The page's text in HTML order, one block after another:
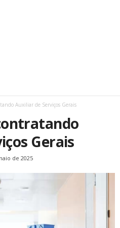
Auxiliar de Serviços Gerais
Gerais
de 2025